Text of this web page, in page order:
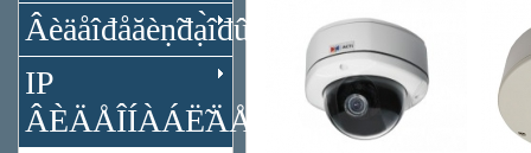
Âèäåîđåăèṇ̃đạ̀îđû
IP
ÂÈÄÅÎÍÀÁË̃ÄÅÍÈÅ